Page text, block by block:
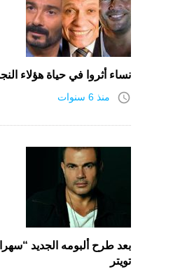
نساء أثروا في حياة هؤلاء
access_time منذ 6 سنوات
بعد طرح ألبومه الجديد
تويتر